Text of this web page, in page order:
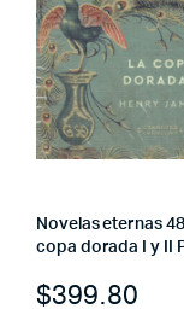
Novelas eternas
copa dorada I y II
$399.80